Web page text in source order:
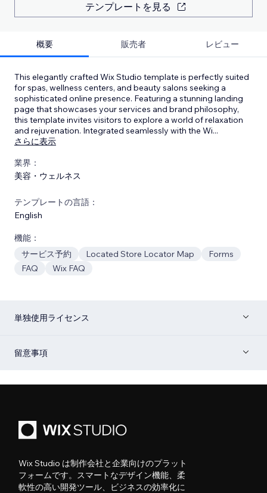
テンプレートを見る
概要 販売者 レビュー
This elegantly crafted Wix Studio template is perfectly suited
for spas, wellness centers, and beauty salons seeking a
sophisticated online presence. Featuring a stunning landing
page that showcases your services and brand philosophy,
this template invites visitors to explore a world of relaxation
and rejuvenation. Integrated seamlessly with the Wi...
さらに表示
業界：
美容・ウェルネス
テンプレートの言語：
English
機能：
サービス予約
Located Store Locator Map
Forms
FAQ
Wix FAQ
単独使用ライセンス
留意事項
Wix Studio は制作会社と企業向けのプラット
フォームです。スマートなデザイン機能、柔
軟性の高い開発ツール、ビジネスの効率化に